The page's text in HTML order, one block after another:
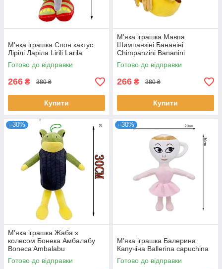
М'яка іграшка Слон кактус
Лірілі Ларіла Lirili Larila
Готово до відправки
266 ₴ 380 ₴
Купити
М'яка іграшка Мавпа
Шимпанзіні Бананіні
Chimpanzini Bananini
Готово до відправки
266 ₴ 380 ₴
Купити
–30%
М'яка іграшка Жаба з
колесом Бонека Амбалабу
Boneca Ambalabu
Готово до відправки
–30%
М'яка іграшка Балерина
Капучіна Ballerina capuchina
Готово до відправки